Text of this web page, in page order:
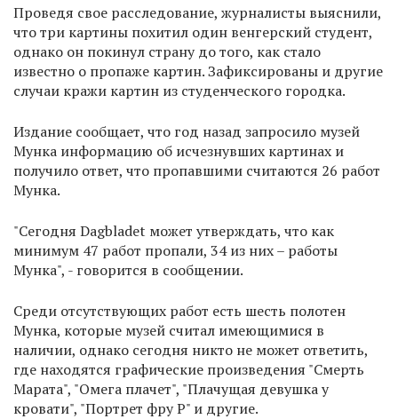
Проведя свое расследование, журналисты выяснили,
что три картины похитил один венгерский студент,
однако он покинул страну до того, как стало
известно о пропаже картин. Зафиксированы и другие
случаи кражи картин из студенческого городка.
Издание сообщает, что год назад запросило музей
Мунка информацию об исчезнувших картинах и
получило ответ, что пропавшими считаются 26 работ
Мунка.
"Сегодня Dagbladet может утверждать, что как
минимум 47 работ пропали, 34 из них – работы
Мунка", - говорится в сообщении.
Среди отсутствующих работ есть шесть полотен
Мунка, которые музей считал имеющимися в
наличии, однако сегодня никто не может ответить,
где находятся графические произведения "Смерть
Марата", "Омега плачет", "Плачущая девушка у
кровати", "Портрет фру Р" и другие.